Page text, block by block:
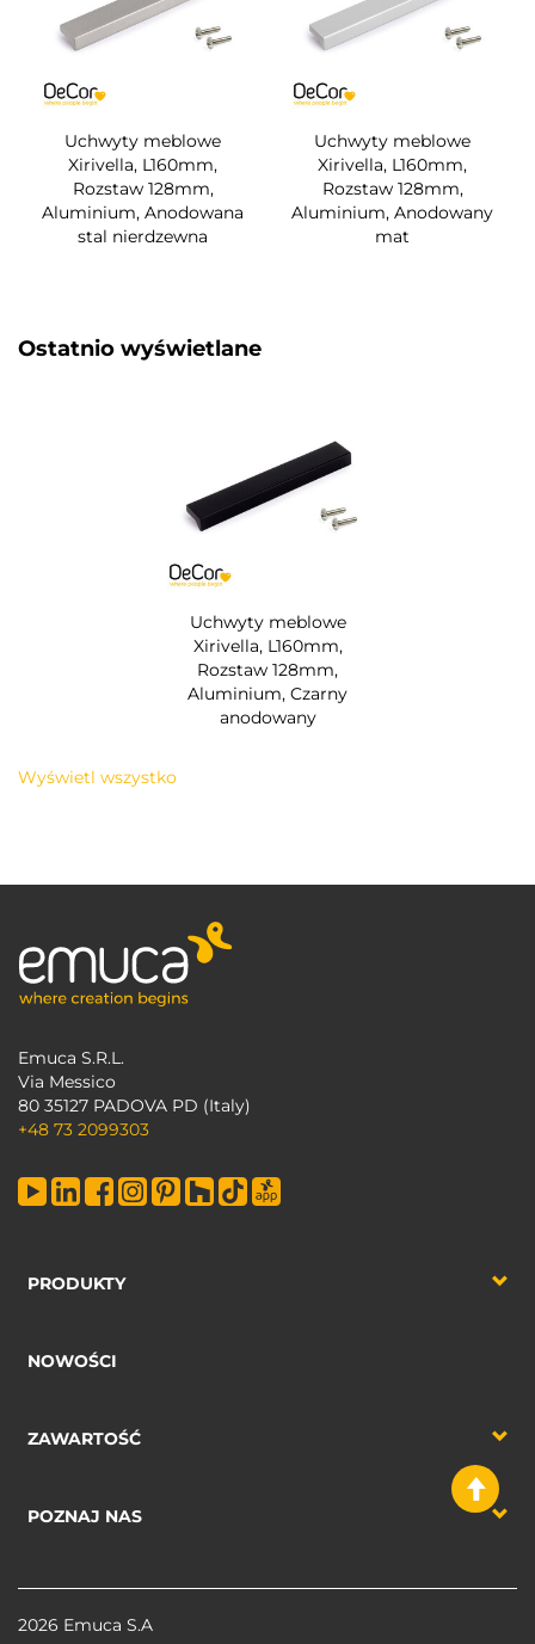
Uchwyty meblowe
Xirivella, L160mm,
Rozstaw 128mm,
Aluminium, Anodowana
stal nierdzewna
Uchwyty meblowe
Xirivella, L160mm,
Rozstaw 128mm,
Aluminium, Anodowany
mat
Ostatnio wyświetlane​
Uchwyty meblowe
Xirivella, L160mm,
Rozstaw 128mm,
Aluminium, Czarny
anodowany
Wyświetl wszystko
Emuca S.R.L.
Via Messico
80 35127 PADOVA PD (Italy)
+48 73 2099303
PRODUKTY
NOWOŚCI
ZAWARTOŚĆ
POZNAJ NAS
2026 Emuca S.A